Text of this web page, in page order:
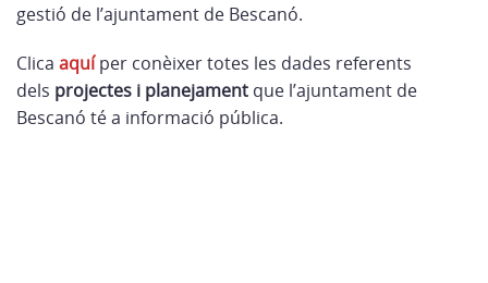
gestió de l’ajuntament de Bescanó.
Clica aquíper conèixertotes les dades referents
dels projectes i planejament que l’ajuntament de
Bescanó té a informació pública.